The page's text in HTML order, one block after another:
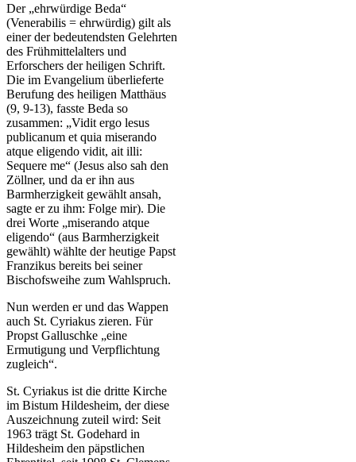
Der „ehrwürdige Beda“
(Venerabilis = ehrwürdig) gilt als
einer der bedeutendsten Gelehrten
des Frühmittelalters und
Erforschers der heiligen Schrift.
Die im Evangelium überlieferte
Berufung des heiligen Matthäus
(9, 9-13), fasste Beda so
zusammen: „Vidit ergo lesus
publicanum et quia miserando
atque eligendo vidit, ait illi:
Sequere me“ (Jesus also sah den
Zöllner, und da er ihn aus
Barmherzigkeit gewählt ansah,
sagte er zu ihm: Folge mir). Die
drei Worte „miserando atque
eligendo“ (aus Barmherzigkeit
gewählt) wählte der heutige Papst
Franzikus bereits bei seiner
Bischofsweihe zum Wahlspruch.
Nun werden er und das Wappen
auch St. Cyriakus zieren. Für
Propst Galluschke „eine
Ermutigung und Verpflichtung
zugleich“.
St. Cyriakus ist die dritte Kirche
im Bistum Hildesheim, der diese
Auszeichnung zuteil wird: Seit
1963 trägt St. Godehard in
Hildesheim den päpstlichen